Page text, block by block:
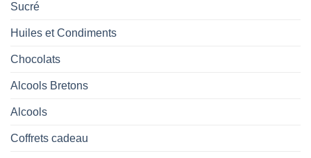
Sucré
Huiles et Condiments
Chocolats
Alcools Bretons
Alcools
Coffrets cadeau